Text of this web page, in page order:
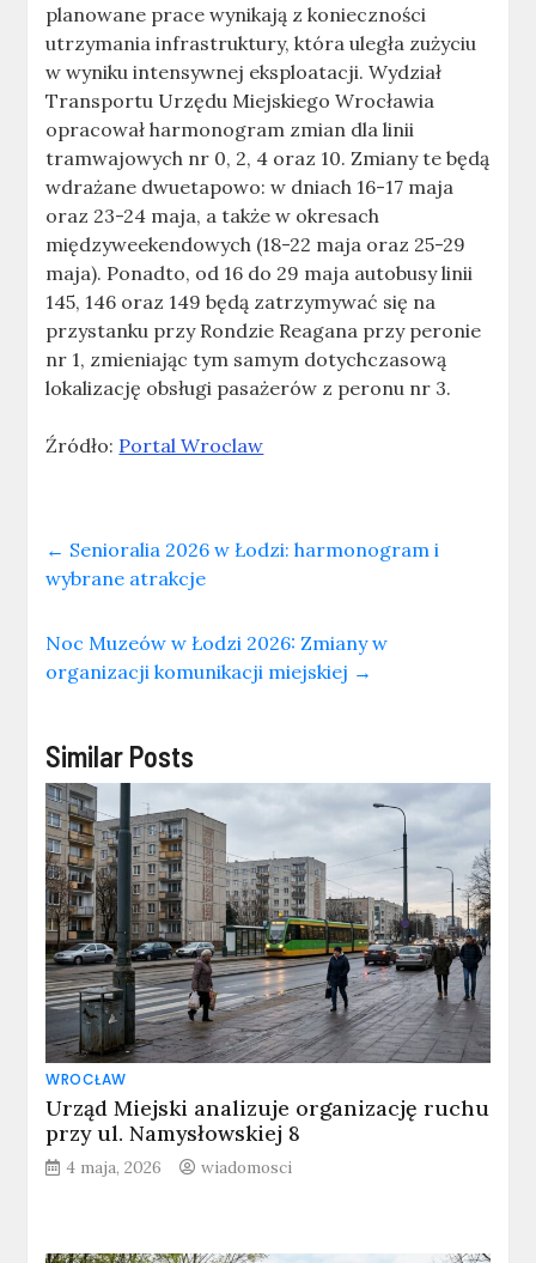
planowane prace wynikają z konieczności
utrzymania infrastruktury, która uległa zużyciu
w wyniku intensywnej eksploatacji. Wydział
Transportu Urzędu Miejskiego Wrocławia
opracował harmonogram zmian dla linii
tramwajowych nr 0, 2, 4 oraz 10. Zmiany te będą
wdrażane dwuetapowo: w dniach 16-17 maja
oraz 23-24 maja, a także w okresach
międzyweekendowych (18-22 maja oraz 25-29
maja). Ponadto, od 16 do 29 maja autobusy linii
145, 146 oraz 149 będą zatrzymywać się na
przystanku przy Rondzie Reagana przy peronie
nr 1, zmieniając tym samym dotychczasową
lokalizację obsługi pasażerów z peronu nr 3.
Źródło: Portal Wroclaw
← Senioralia 2026 w Łodzi: harmonogram i
wybrane atrakcje
Noc Muzeów w Łodzi 2026: Zmiany w
organizacji komunikacji miejskiej →
Similar Posts
WROCŁAW
Urząd Miejski analizuje organizację ruchu
przy ul. Namysłowskiej 8
4 maja, 2026 wiadomosci